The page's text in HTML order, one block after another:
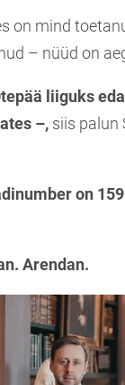
on mind
– nüüd on
liiguks
–, siis palun
on
Arendan.